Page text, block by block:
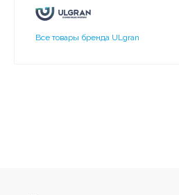
Все товары бренда ULgran